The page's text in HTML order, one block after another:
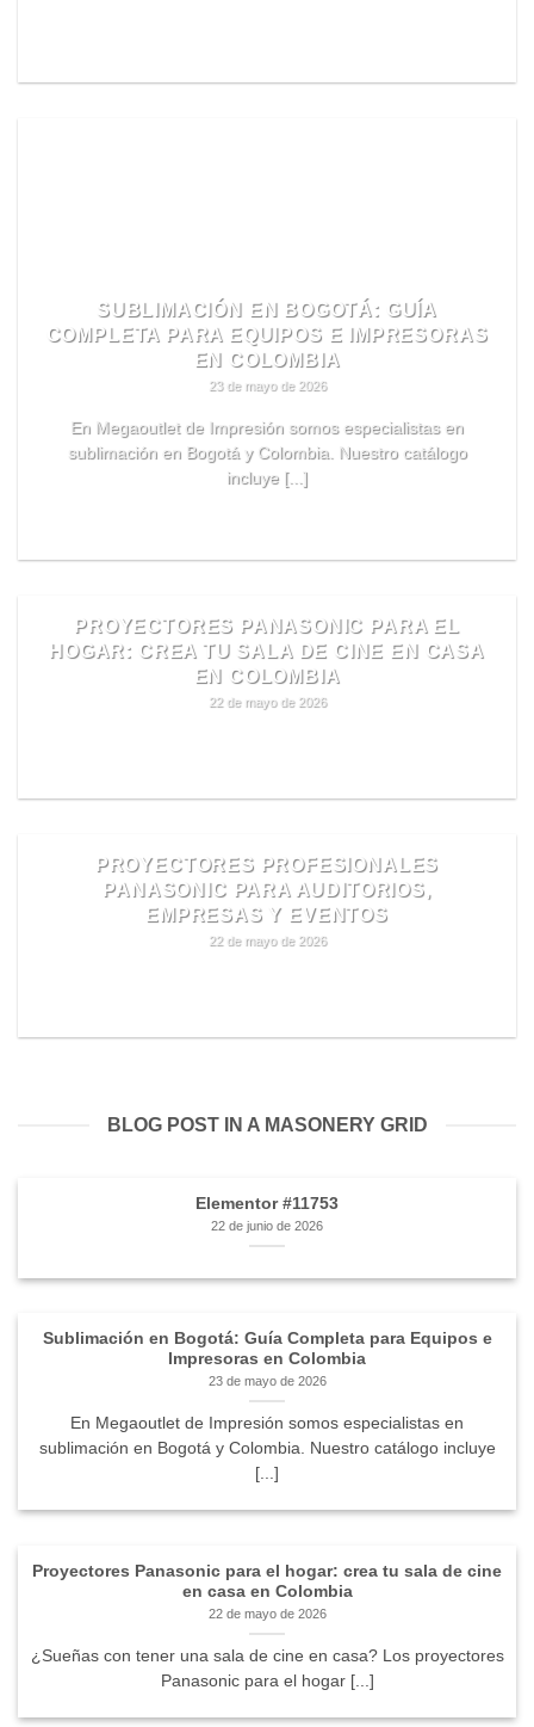
SUBLIMACIÓN EN BOGOTÁ: GUÍA
COMPLETA PARA EQUIPOS E IMPRESORAS
EN COLOMBIA
23 de mayo de 2026
En Megaoutlet de Impresión somos especialistas en
sublimación en Bogotá y Colombia. Nuestro catálogo
incluye [...]
PROYECTORES PANASONIC PARA EL
HOGAR: CREA TU SALA DE CINE EN CASA
EN COLOMBIA
22 de mayo de 2026
PROYECTORES PROFESIONALES
PANASONIC PARA AUDITORIOS,
EMPRESAS Y EVENTOS
22 de mayo de 2026
BLOG POST IN A MASONERY GRID
Elementor #11753
22 de junio de 2026
Sublimación en Bogotá: Guía Completa para Equipos e
Impresoras en Colombia
23 de mayo de 2026
En Megaoutlet de Impresión somos especialistas en
sublimación en Bogotá y Colombia. Nuestro catálogo incluye
[...]
Proyectores Panasonic para el hogar: crea tu sala de cine
en casa en Colombia
22 de mayo de 2026
¿Sueñas con tener una sala de cine en casa? Los proyectores
Panasonic para el hogar [...]